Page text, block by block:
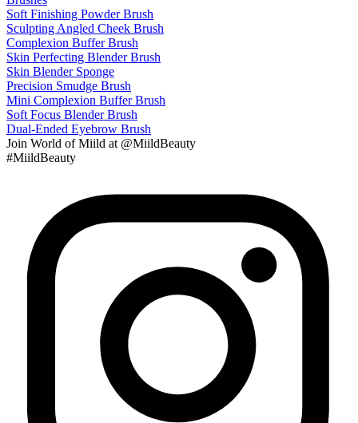
Soft Finishing Powder Brush
Sculpting Angled Cheek Brush
Complexion Buffer Brush
Skin Perfecting Blender Brush
Skin Blender Sponge
Precision Smudge Brush
Mini Complexion Buffer Brush
Soft Focus Blender Brush
Dual-Ended Eyebrow Brush
Join World of Miild at @MiildBeauty
#MiildBeauty